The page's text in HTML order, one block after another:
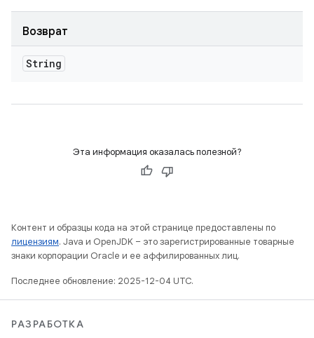
Возврат
String
Эта информация оказалась полезной?
Контент и образцы кода на этой странице предоставлены по
лицензиям. Java и OpenJDK – это зарегистрированные товарные
знаки корпорации Oracle и ее аффилированных лиц.
Последнее обновление: 2025-12-04 UTC.
РАЗРАБОТКА